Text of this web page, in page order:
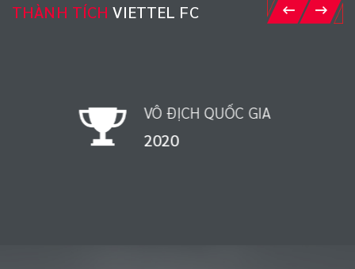
THÀNH TÍCHVIETTEL FC
VÔ ĐỊCH QUỐC GIA
1998